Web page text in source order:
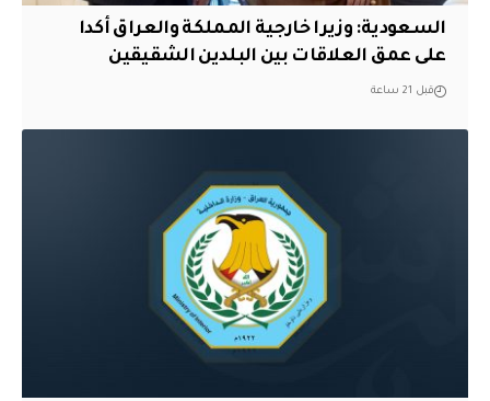
السعودية: وزيرا خارجية المملكة والعراق أكدا
على عمق العلاقات بين البلدين الشقيقين
قبل 21 ساعة